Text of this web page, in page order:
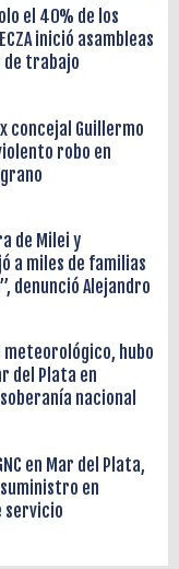
el 40% de los
inició asambleas
de trabajo
concejal Guillermo
robo en
de Milei y
a miles de familias
denunció Alejandro
meteorológico, hubo
del Plata en
nacional
en Mar del Plata,
en
servicio